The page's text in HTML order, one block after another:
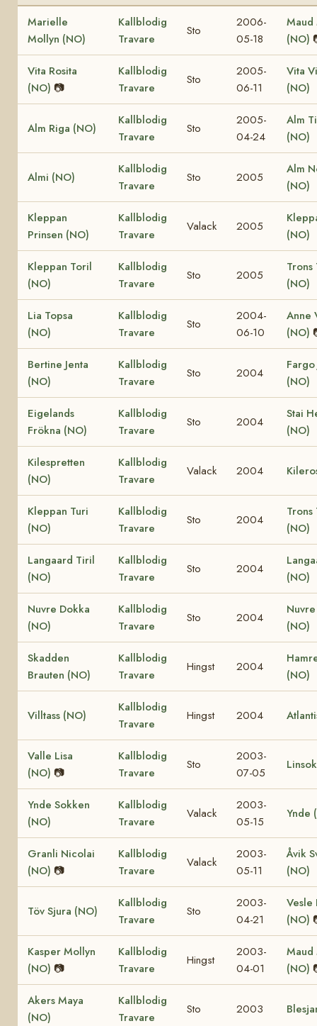
Marielle
Mollyn (NO)
Kallblodig
Travare
Sto
2006-
05-18
Maud
(NO)
Vita Rosita
(NO) 📷
Kallblodig
Travare
Sto
2005-
06-11
Vita
(NO)
Alm Riga (NO)
Kallblodig
Travare
Sto
2005-
04-24
Alm
(NO)
Almi (NO)
Kallblodig
Travare
Sto 2005
Alm
(NO)
Kleppan
Prinsen (NO)
Kallblodig
Travare
Valack 2005
(NO)
Kleppan Toril
(NO)
Kallblodig
Travare
Sto 2005
Trons
(NO)
Lia Topsa
(NO)
Kallblodig
Travare
Sto
2004-
06-10
Anne
(NO)
Bertine Jenta
(NO)
Kallblodig
Travare
Sto 2004
Fargo
(NO)
Eigelands
Frökna (NO)
Kallblodig
Travare
Sto 2004
Stai
(NO)
Kilespretten
(NO)
Kallblodig
Travare
Valack 2004
Kleppan Turi
(NO)
Kallblodig
Travare
Sto 2004
Trons
(NO)
Langaard Tiril
(NO)
Kallblodig
Travare
Sto 2004
(NO)
Nuvre Dokka
(NO)
Kallblodig
Travare
Sto 2004
Nuvre
(NO)
Skadden
Brauten (NO)
Kallblodig
Travare
Hingst 2004
(NO)
Villtass (NO)
Kallblodig
Travare
Hingst 2004
Valle Lisa
(NO) 📷
Kallblodig
Travare
Sto
2003-
07-05
Ynde Sokken
(NO)
Kallblodig
Travare
Valack
2003-
05-15
Ynde
Granli Nicolai
(NO) 📷
Kallblodig
Travare
Valack
2003-
05-11
Åvik
(NO)
Töv Sjura (NO)
Kallblodig
Travare
Sto
2003-
04-21
Vesle
(NO)
Kasper Mollyn
(NO) 📷
Kallblodig
Travare
Hingst
2003-
04-01
Maud
(NO)
Akers Maya
(NO)
Kallblodig
Travare
Sto 2003